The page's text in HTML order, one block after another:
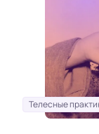
Телесные